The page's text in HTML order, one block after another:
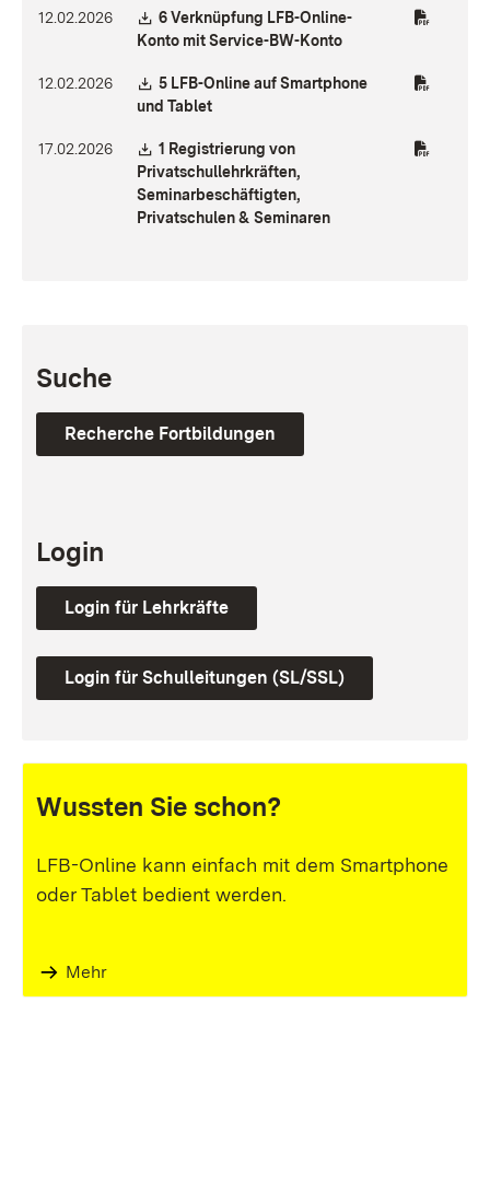
12.02.2026 Download:
6 Verknüpfung LFB-Online-
Konto mit Service-BW-Konto
12.02.2026 Download:
5 LFB-Online auf Smartphone
und Tablet
17.02.2026 Download:
1 Registrierung von
Privatschullehrkräften,
Seminarbeschäftigten,
Privatschulen & Seminaren
Suche
Recherche Fortbildungen
Login
Login für Lehrkräfte
Login für Schulleitungen (SL/SSL)
Wussten Sie schon?
LFB-Online kann einfach mit dem Smartphone
oder Tablet bedient werden.
Mehr